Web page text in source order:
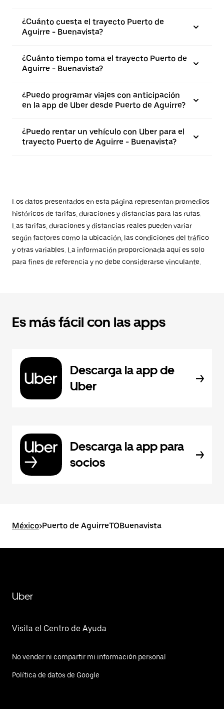
¿Cuánto cuesta el trayecto Puerto de
Aguirre - Buenavista?
¿Cuánto tiempo toma el trayecto Puerto de
Aguirre - Buenavista?
¿Puedo programar viajes con anticipación
en la app de Uber desde Puerto de Aguirre?
¿Puedo rentar un vehículo con Uber para el
trayecto Puerto de Aguirre - Buenavista?
Los datos presentados en esta página representan promedios
históricos de tarifas, duraciones y distancias para las rutas.
Las tarifas, duraciones y distancias reales pueden variar
según factores como la ubicación, las condiciones del tráfico
y otras variables. La información proporcionada aquí es solo
para fines de referencia y no debe considerarse vinculante.
Es más fácil con las apps
Descarga la app de
Uber
Descarga la app para
socios
México>Puerto de AguirreTOBuenavista
Uber
Visita el Centro de Ayuda
No vender ni compartir mi información personal
Política de datos de Google